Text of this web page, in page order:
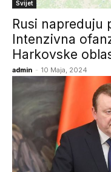
Svijet
Rusi napreduju
Intenzivna
Harkovske
admin - 10 Maja, 2024